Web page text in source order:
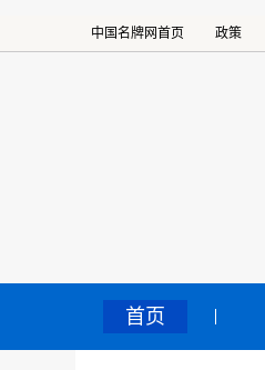
中国名牌网首页 政策
首页